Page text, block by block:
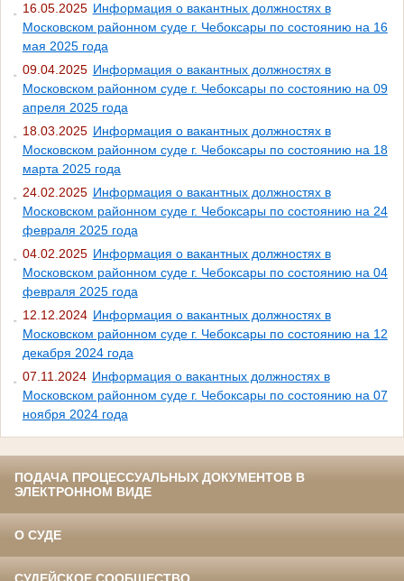
16.05.2025 Информация о вакантных должностях в
Московском районном суде г. Чебоксары по состоянию на 16
мая 2025 года
09.04.2025 Информация о вакантных должностях в
Московском районном суде г. Чебоксары по состоянию на 09
апреля 2025 года
18.03.2025 Информация о вакантных должностях в
Московском районном суде г. Чебоксары по состоянию на 18
марта 2025 года
24.02.2025 Информация о вакантных должностях в
Московском районном суде г. Чебоксары по состоянию на 24
февраля 2025 года
04.02.2025 Информация о вакантных должностях в
Московском районном суде г. Чебоксары по состоянию на 04
февраля 2025 года
12.12.2024 Информация о вакантных должностях в
Московском районном суде г. Чебоксары по состоянию на 12
декабря 2024 года
07.11.2024 Информация о вакантных должностях в
Московском районном суде г. Чебоксары по состоянию на 07
ноября 2024 года
ПОДАЧА ПРОЦЕССУАЛЬНЫХ ДОКУМЕНТОВ В
ЭЛЕКТРОННОМ ВИДЕ
О СУДЕ